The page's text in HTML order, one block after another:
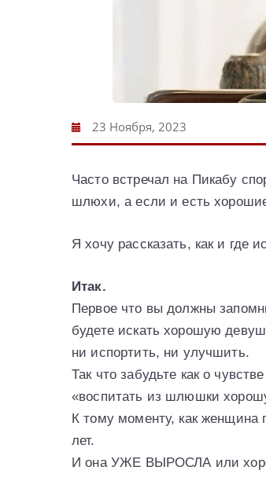
23 Ноября, 2023
Часто встречал на Пикабу
шлюхи, а если и есть
Я хочу рассказать, как и
Итак.
Первое что вы должны
будете искать хорошую
ни испортить, ни улучшить.
Так что забудьте как о
«воспитать из шлюшки
К тому моменту, как женщина
лет.
И она УЖЕ ВЫРОСЛА или